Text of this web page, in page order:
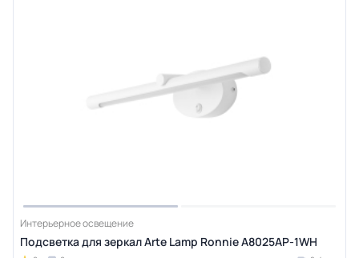
Интерьерное освещение
Подсветка для зеркал Arte Lamp Ronnie A8025AP-1WH